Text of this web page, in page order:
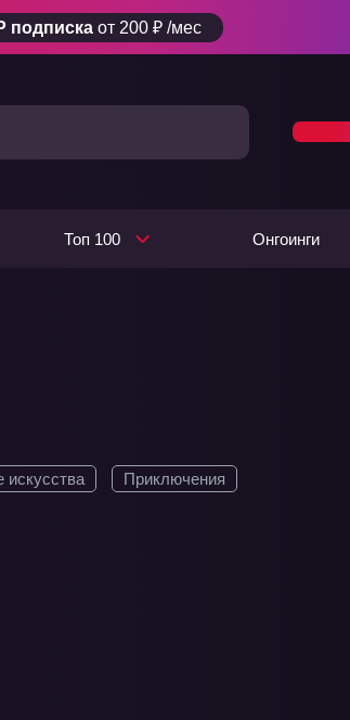
подписка от 200 ₽ /мес
Топ 100 Онгоинги
искусства Приключения